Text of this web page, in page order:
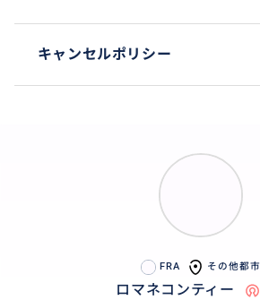
キャンセルポリシー
FRA その他都市
ロマネコンティー